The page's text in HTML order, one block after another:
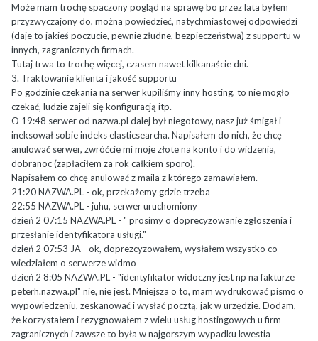
Może mam trochę spaczony pogląd na sprawę bo przez lata byłem
przyzwyczajony do, można powiedzieć, natychmiastowej odpowiedzi
(daje to jakieś poczucie, pewnie złudne, bezpieczeństwa) z supportu w
innych, zagranicznych firmach.
Tutaj trwa to trochę więcej, czasem nawet kilkanaście dni.
3. Traktowanie klienta i jakość supportu
Po godzinie czekania na serwer kupiliśmy inny hosting, to nie mogło
czekać, ludzie zajeli się konfiguracją itp.
O 19:48 serwer od nazwa.pl dalej był niegotowy, nasz już śmigał i
ineksował sobie indeks elasticsearcha. Napisałem do nich, że chcę
anulować serwer, zwróćcie mi moje złote na konto i do widzenia,
dobranoc (zapłaciłem za rok całkiem sporo).
Napisałem co chcę anulować z maila z którego zamawiałem.
21:20 NAZWA.PL - ok, przekażemy gdzie trzeba
22:55 NAZWA.PL - juhu, serwer uruchomiony
dzień 2 07:15 NAZWA.PL - " prosimy o doprecyzowanie zgłoszenia i
przesłanie identyfikatora usługi."
dzień 2 07:53 JA - ok, doprezcyzowałem, wysłałem wszystko co
wiedziałem o serwerze widmo
dzień 2 8:05 NAZWA.PL - "identyfikator widoczny jest np na fakturze
peterh.nazwa.pl" nie, nie jest. Mniejsza o to, mam wydrukować pismo o
wypowiedzeniu, zeskanować i wysłać pocztą, jak w urzędzie. Dodam,
że korzystałem i rezygnowałem z wielu usług hostingowych u firm
zagranicznych i zawsze to była w najgorszym wypadku kwestia